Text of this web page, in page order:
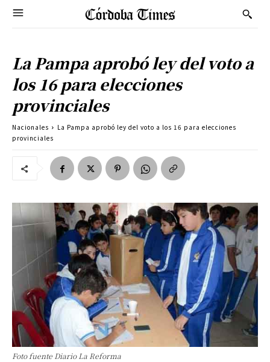
La Pampa aprobó ley del voto a
los 16 para elecciones
provinciales
Nacionales
La Pampa aprobó ley del voto a los 16 para elecciones
provinciales
Foto fuente Diario La Reforma